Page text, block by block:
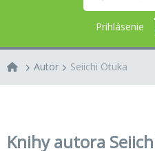
Prihlásenie
Autor Seiichi Otuka
Knihy autora